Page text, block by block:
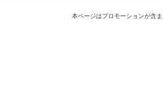
本ページはプロモーションが含ま